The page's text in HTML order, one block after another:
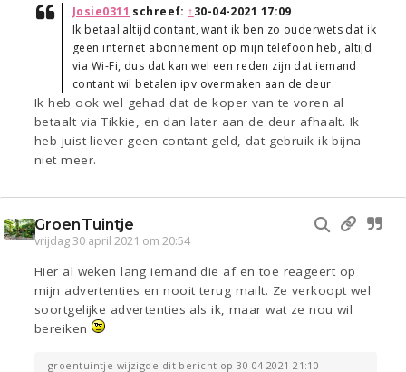
Josie0311 schreef: ↑30-04-2021 17:09
Ik betaal altijd contant, want ik ben zo ouderwets dat ik
geen internet abonnement op mijn telefoon heb, altijd
via Wi-Fi, dus dat kan wel een reden zijn dat iemand
contant wil betalen ipv overmaken aan de deur.
Ik heb ook wel gehad dat de koper van te voren al
betaalt via Tikkie, en dan later aan de deur afhaalt. Ik
heb juist liever geen contant geld, dat gebruik ik bijna
niet meer.
GroenTuintje
vrijdag 30 april 2021 om 20:54
Hier al weken lang iemand die af en toe reageert op
mijn advertenties en nooit terug mailt. Ze verkoopt wel
soortgelijke advertenties als ik, maar wat ze nou wil
bereiken
groentuintje wijzigde dit bericht op 30-04-2021 21:10